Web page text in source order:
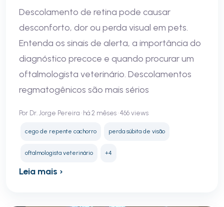
Descolamento de retina pode causar
desconforto, dor ou perda visual em pets.
Entenda os sinais de alerta, a importância do
diagnóstico precoce e quando procurar um
oftalmologista veterinário. Descolamentos
regmatogênicos são mais sérios
Por Dr. Jorge Pereira • há 2 mêses • 466 views
cego de repente cachorro perda súbita de visão
oftalmologista veterinário +4
Leia mais ›